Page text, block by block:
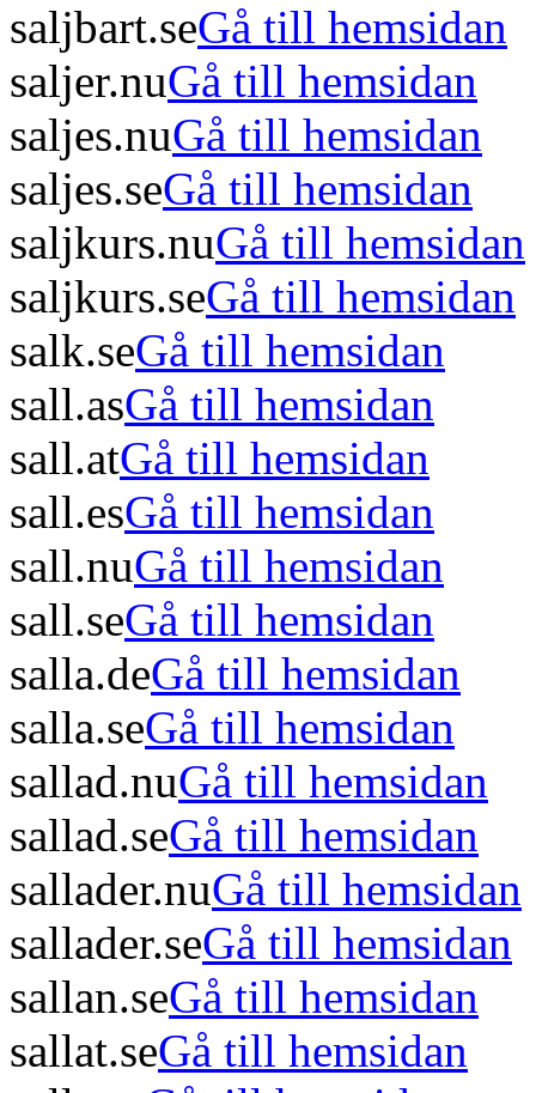
saljbart.seGå till hemsidan
saljer.nuGå till hemsidan
saljes.nuGå till hemsidan
saljes.seGå till hemsidan
saljkurs.nuGå till hemsidan
saljkurs.seGå till hemsidan
salk.seGå till hemsidan
sall.asGå till hemsidan
sall.atGå till hemsidan
sall.esGå till hemsidan
sall.nuGå till hemsidan
sall.seGå till hemsidan
salla.deGå till hemsidan
salla.seGå till hemsidan
sallad.nuGå till hemsidan
sallad.seGå till hemsidan
sallader.nuGå till hemsidan
sallader.seGå till hemsidan
sallan.seGå till hemsidan
sallat.seGå till hemsidan